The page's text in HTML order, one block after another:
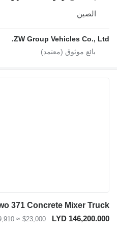
الصين
ZW Group Vehicles Co.,
Howo 371 Concrete Mixer
LYD
$23,000
≈ €19,910